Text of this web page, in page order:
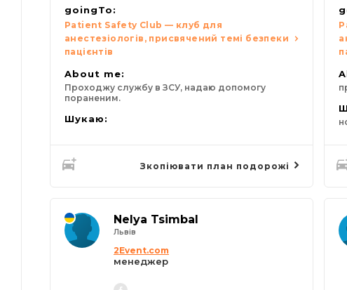
goingTo:
Patient Safety Club — клуб для
анестезіологів, присвячений темі безпеки
пацієнтів
About me:
Проходжу службу в ЗСУ, надаю допомогу
пораненим.
Шукаю:
Зкопіювати план подорожі
Nelya Tsimbal
Львів
2Event.com
менеджер